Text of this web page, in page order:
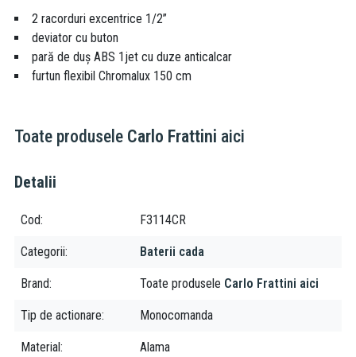
2 racorduri excentrice 1/2”
deviator cu buton
pară de duș ABS 1jet cu duze anticalcar
furtun flexibil Chromalux 150 cm
Toate produsele Carlo Frattini aici
Detalii
Cod F3114CR
Categorii Baterii cada
Brand Toate produsele Carlo Frattini aici
Tip de actionare Monocomanda
Material Alama